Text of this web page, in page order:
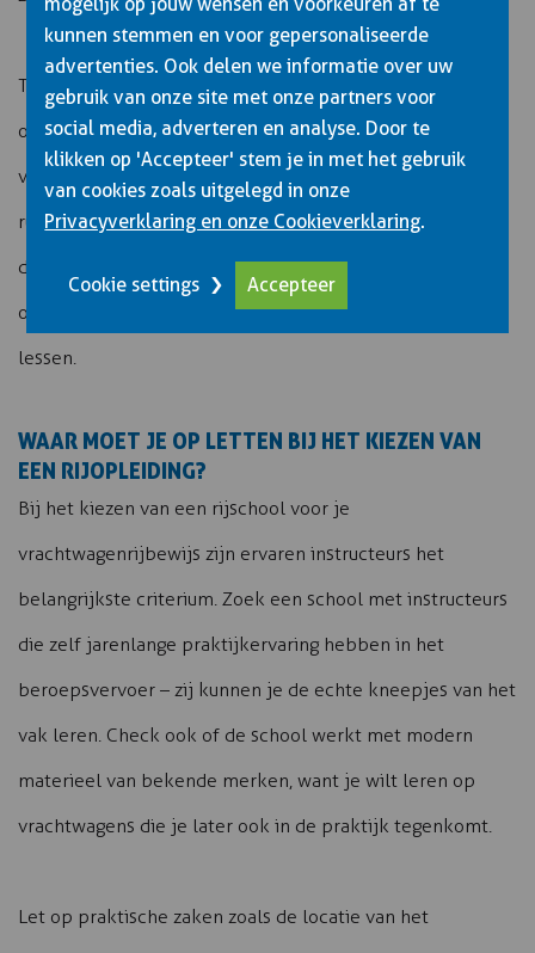
Tips tegen zenuwen: kom uitgerust aan, eet een goed
ontbijt, en arriveer ruim op tijd. Vraag gerust om
verduidelijking als je een opdracht niet begrijpt. Blijf
rustig ademhalen tijdens moeilijke manoeuvres en neem
de tijd – haastige fouten zijn de grootste valkuil. Vertrouw
op je opleiding en rijd zoals je geleerd hebt tijdens de
lessen.
WAAR MOET JE OP LETTEN BIJ HET KIEZEN VAN
EEN RIJOPLEIDING?
Bij het kiezen van een rijschool voor je
vrachtwagenrijbewijs zijn ervaren instructeurs het
belangrijkste criterium. Zoek een school met instructeurs
die zelf jarenlange praktijkervaring hebben in het
beroepsvervoer – zij kunnen je de echte kneepjes van het
vak leren. Check ook of de school werkt met modern
materieel van bekende merken, want je wilt leren op
vrachtwagens die je later ook in de praktijk tegenkomt.
Let op praktische zaken zoals de locatie van het
kunnen stemmen en voor gepersonaliseerde
advertenties. Ook delen we informatie over uw
gebruik van onze site met onze partners voor
social media, adverteren en analyse. Door te
klikken op 'Accepteer' stem je in met het gebruik
van cookies zoals uitgelegd in onze
Privacyverklaring en onze Cookieverklaring.
Cookie settings Accepteer